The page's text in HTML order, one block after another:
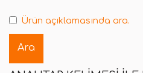
Ürün açıklamasında ara.